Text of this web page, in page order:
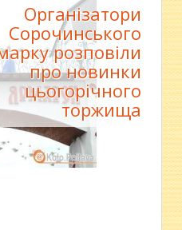
Організатори
Сорочинського
розповіли
про новинки
цьогорічного
торжища